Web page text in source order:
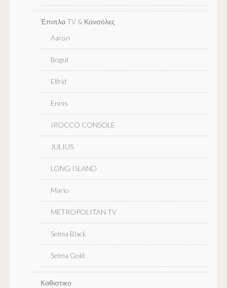
Έπιπλα TV & Κονσόλες
Aaron
Bogut
Elfrid
Ennis
IROCCO CONSOLE
JULIUS
LONG ISLAND
Mario
METROPOLITAN TV
Selma Black
Selma Gold
Καθιστικο